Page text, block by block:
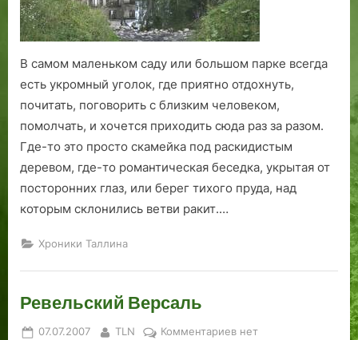
В самом маленьком саду или большом парке всегда
есть укромный уголок, где приятно отдохнуть,
почитать, поговорить с близким человеком,
помолчать, и хочется приходить сюда раз за разом.
Где-то это просто скамейка под раскидистым
деревом, где-то романтическая беседка, укрытая от
посторонних глаз, или берег тихого пруда, над
которым склонились ветви ракит.…
Хроники Таллина
Ревельский Версаль
Posted
07.07.2007 By
TLN Комментариевкнет